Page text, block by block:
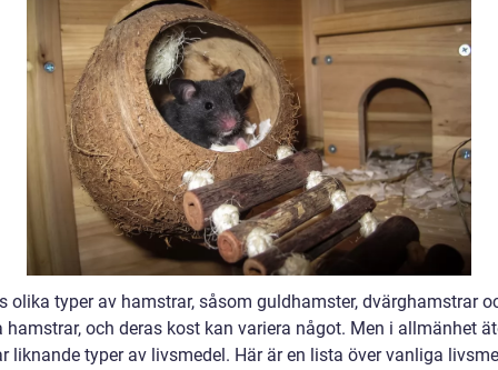
olika typer av hamstrar, såsom guldhamster, dvärghamstrar
hamstrar, och deras kost kan variera något. Men i allmänhet
liknande typer av livsmedel. Här är en lista över vanliga